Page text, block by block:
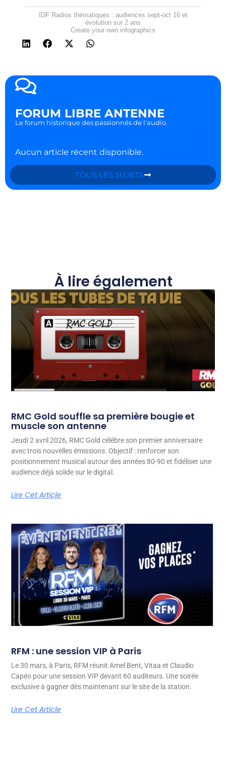
IDF Radios thématiques : audiences sept-oct 16 et
évolution sur 2 ans
Create your own infographics
FORUM LIBRE ANTENNE
Le forum historique des passionnés de l'audio.
Aucun article récent disponible.
TOUS LES SUJETS
À lire également
RMC Gold souffle sa première bougie et
muscle son antenne
Jeudi 2 avril 2026, RMC Gold célèbre son premier anniversaire
avec trois nouvelles émissions. Objectif : renforcer son
positionnement musical autour des années 80-90 et fidéliser une
audience déjà solide sur le digital.
Lire Cet Article
RFM : une session VIP à Paris
Le 30 mars, à Paris, RFM réunit Amel Bent, Vitaa et Claudio
Capéo pour une session VIP devant 60 auditeurs. Une soirée
exclusive à gagner dès maintenant sur le site de la station.
Lire Cet Article